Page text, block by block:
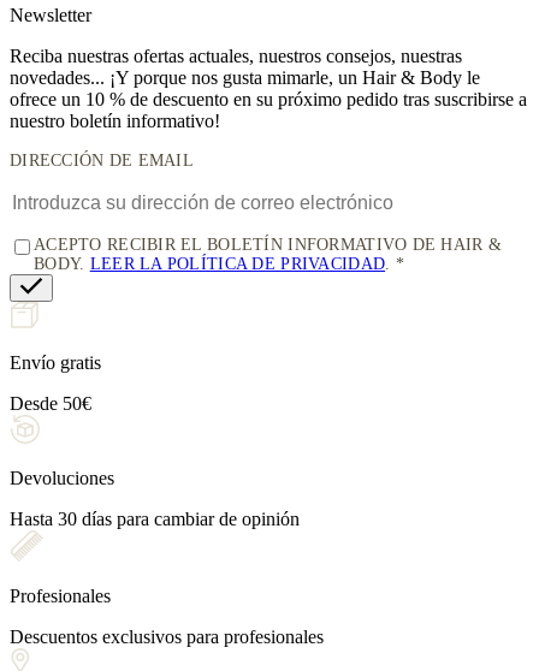
Newsletter
Reciba nuestras ofertas actuales, nuestros consejos, nuestras
novedades... ¡Y porque nos gusta mimarle, un Hair & Body le
ofrece un 10 % de descuento en su próximo pedido tras suscribirse a
nuestro boletín informativo!
DIRECCIÓN DE EMAIL
ACEPTO RECIBIR EL BOLETÍN INFORMATIVO DE HAIR &
BODY. LEER LA POLÍTICA DE PRIVACIDAD
Envío gratis
Desde 50€
Devoluciones
Hasta 30 días para cambiar de opinión
Profesionales
Descuentos exclusivos para profesionales